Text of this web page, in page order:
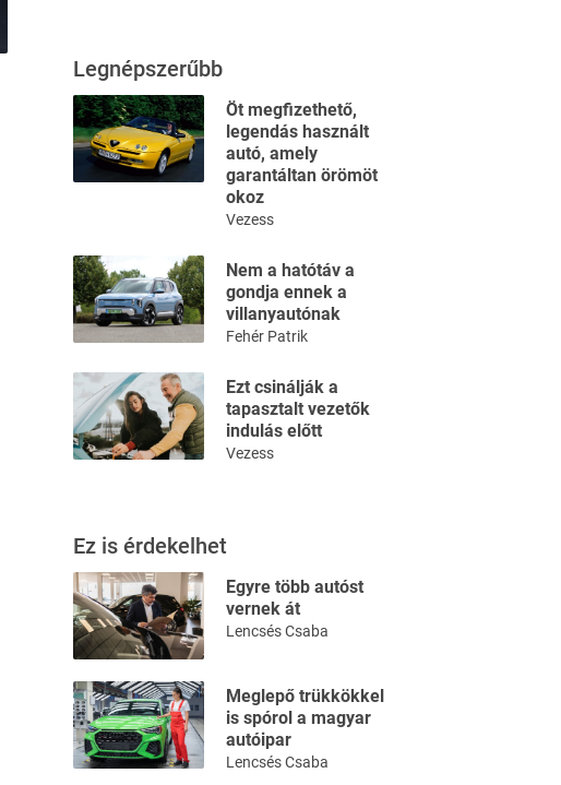
Legnépszerűbb
Öt megfizethető,
legendás használt
autó, amely
garantáltan örömöt
okoz
Vezess
Nem a hatótáv a
gondja ennek a
villanyautónak
Fehér Patrik
Ezt csinálják a
tapasztalt vezetők
indulás előtt
Vezess
Ez is érdekelhet
Egyre több autóst
vernek át
Lencsés Csaba
Meglepő trükkökkel
is spórol a magyar
autóipar
Lencsés Csaba